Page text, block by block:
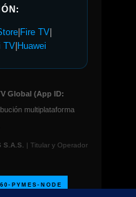
Fire TV
TV| Huawei
Global (App ID:
multiplataforma
S.A.S. | Titular y Operador
PYMES-NODE